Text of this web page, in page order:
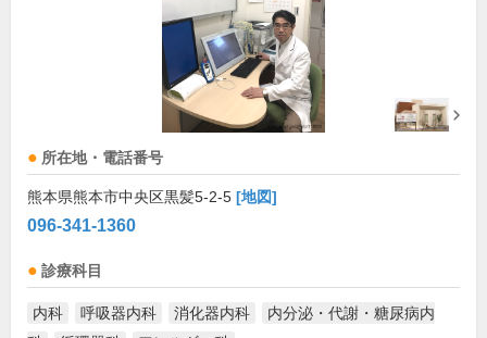
所在地・電話番号
熊本県熊本市中央区黒髪5-2-5 [地図]
096-341-1360
診療科目
内科 呼吸器内科 消化器内科
内分泌・代謝・糖尿病内